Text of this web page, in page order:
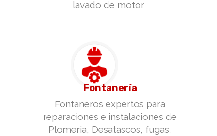
lavado de motor
Fontanería
Fontaneros expertos para
reparaciones e instalaciones de
Plomeria, Desatascos, fugas,